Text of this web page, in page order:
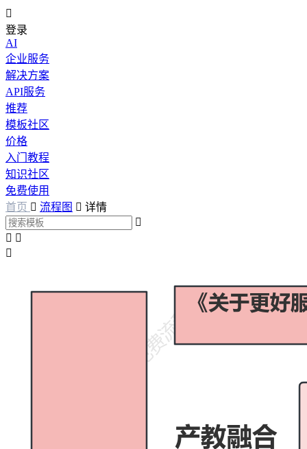

登录
AI
企业服务
解决方案
API服务
推荐
模板社区
价格
入门教程
知识社区
免费使用
首页  流程图  详情

 
